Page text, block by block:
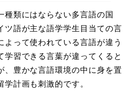
種類にはならない多言語の国
ツ語が主な語学学生目当ての言
って使われている言語が違う
学習できる言葉が違ってくると
、豊かな言語環境の中に身を置
計画も刺激的です。